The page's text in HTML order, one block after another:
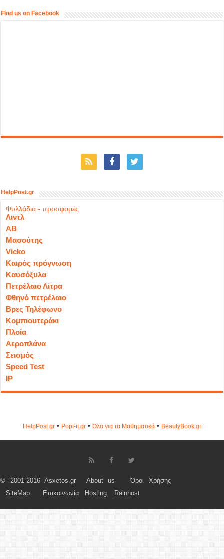
Find us on Facebook
HelpPost.gr
Φυλλάδια - προσφορές
Λιντλ
ΑΒ
Μασούτης
Vicko
Καιρός πρόγνωση
Καυσόξυλα
Πετρέλαιο Λίτρα
Φθηνό πετρέλαιο
Βρες Τηλέφωνο
Κομπιουτεράκι
Πλοία
Αεροπλάνα
Σεισμός
Speed Test
IP
HelpPost.gr• Popi-it.gr•Όλα για τα Μαθηματικά• ΒeautyΒook.gr
© 2001-2016 Asxetos.gr About us
Όροι Χρήσης
SiteMap
Επικοινωνία Hosting Rainhost